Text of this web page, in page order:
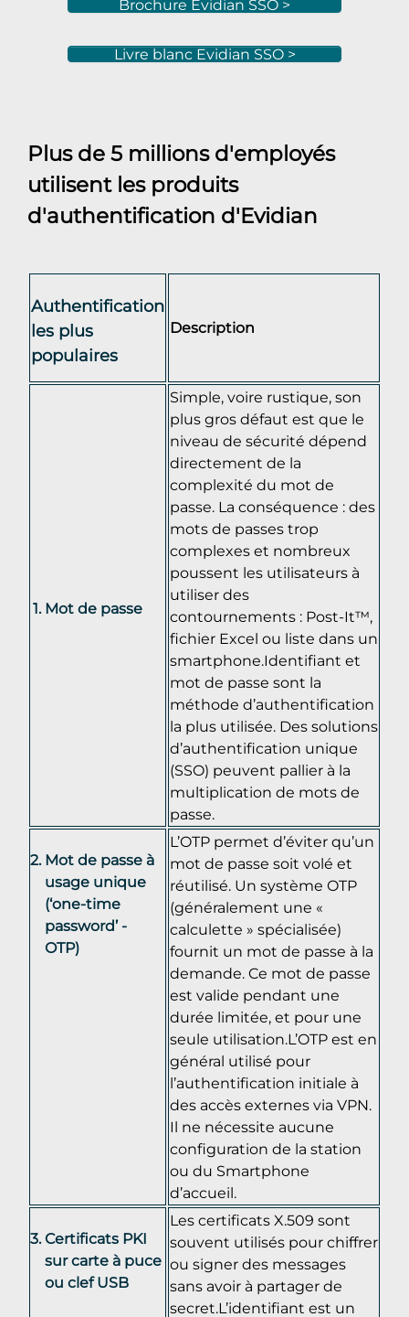
Brochure Evidian SSO >
Livre blanc Evidian SSO >
Plus de 5 millions d'employés
utilisent les produits
d'authentification d'Evidian
Authentification
les plus
populaires
Description
Mot de passe
Simple, voire rustique, son
plus gros défaut est que le
niveau de sécurité dépend
directement de la
complexité du mot de
passe. La conséquence : des
mots de passes trop
complexes et nombreux
poussent les utilisateurs à
utiliser des
contournements : Post-It™,
fichier Excel ou liste dans un
smartphone.Identifiant et
mot de passe sont la
méthode d’authentification
la plus utilisée. Des solutions
d’authentification unique
(SSO) peuvent pallier à la
multiplication de mots de
passe.
Mot de passe à
usage unique
(‘one-time
password’ -
OTP)
L’OTP permet d’éviter qu’un
mot de passe soit volé et
réutilisé. Un système OTP
(généralement une «
calculette » spécialisée)
fournit un mot de passe à la
demande. Ce mot de passe
est valide pendant une
durée limitée, et pour une
seule utilisation.L’OTP est en
général utilisé pour
l’authentification initiale à
des accès externes via VPN.
Il ne nécessite aucune
configuration de la station
ou du Smartphone
d’accueil.
Certificats PKI
sur carte à puce
ou clef USB
Les certificats X.509 sont
souvent utilisés pour chiffrer
ou signer des messages
sans avoir à partager de
secret.L’identifiant est un